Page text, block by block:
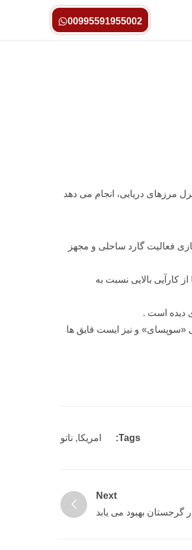
00995591955002
مرزهای دریایی، انجام می دهد
فعالیت گارد ساحلی و مجهز
کارآیی بالایی نسبت به
«سوپسای» و نیز ایست قایق ها
Tags: امریکا, ناتو
Next
بهبود می یابد